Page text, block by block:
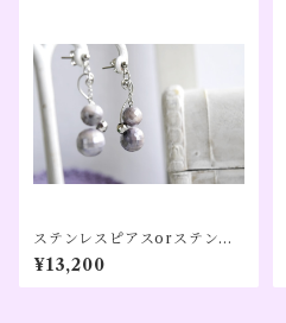
ステンレスピアスorステンレ
スイヤリング｜グレームーン
ストーン／大きめ｜【光のた
どり道】シルバーカラー、コ
¥13,200